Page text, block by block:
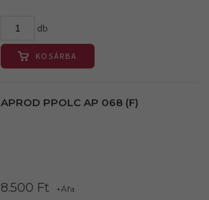
db
KOSÁRBA
APROD PPOLC AP 068 (F)
8.500 Ft +Áfa